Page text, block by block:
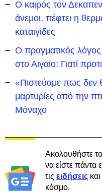
Ο καιρός τον
άνεμοι, πέφτει η
καταιγίδες
Ο πραγματικός
στο Αιγαίο: Γιατί
«Πιστεύαμε πως δεν
μαρτυρίες από την
Μόναχο
Ακολουθήστε το
να είστε πάντα
τις ειδήσεις
κόσμο.